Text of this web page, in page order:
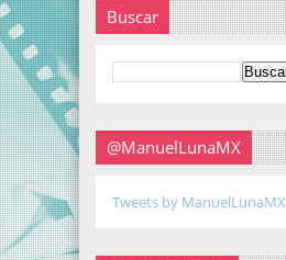
Buscar
@ManuelLunaMX
Tweets by ManuelLunaMX